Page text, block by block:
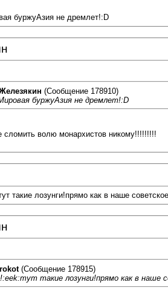
буржуАзия не дремлет!:D
(Сообщение 178910)
буржуАзия не дремлет!:D
сломить волю монархистов никому!!!!!!!!!
такие лозунги!прямо как в наше
(Сообщение 178915)
такие лозунги!прямо как в наше